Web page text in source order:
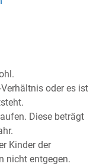
oder es ist
Diese beträgt
Kinder der
nicht entgegen.